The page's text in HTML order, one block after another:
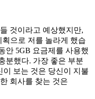
것이라고 예상했지만,
으로 저를 놀라게 했습
안 5GB 요금제를 사용했
분했다. 가장 좋은 부분
이 보는 것은 당신이 지불
회사를 찾는 것은